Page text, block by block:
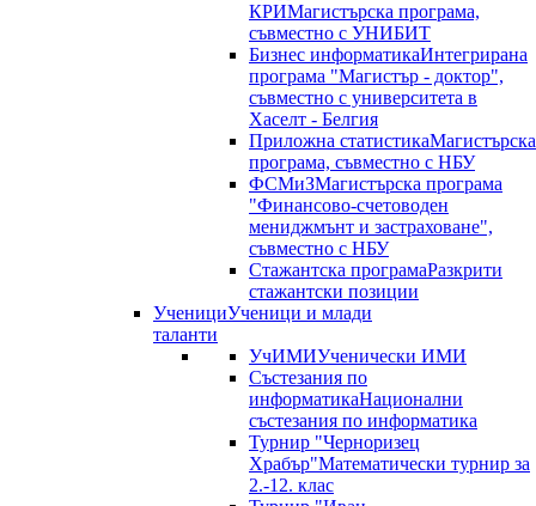
КРИМагистърска програма,
съвместно с УНИБИТ
Бизнес информатикаИнтегрирана
програма "Магистър - доктор",
съвместно с университета в
Хаселт - Белгия
Приложна статистикаМагистърска
програма, съвместно с НБУ
ФСМиЗМагистърска програма
"Финансово-счетоводен
мениджмънт и застраховане",
съвместно с НБУ
Стажантска програмаРазкрити
стажантски позиции
УченициУченици и млади
таланти
УчИМИУченически ИМИ
Състезания по
информатикаНационални
състезания по информатика
Турнир "Черноризец
Храбър"Математически турнир за
2.-12. клас